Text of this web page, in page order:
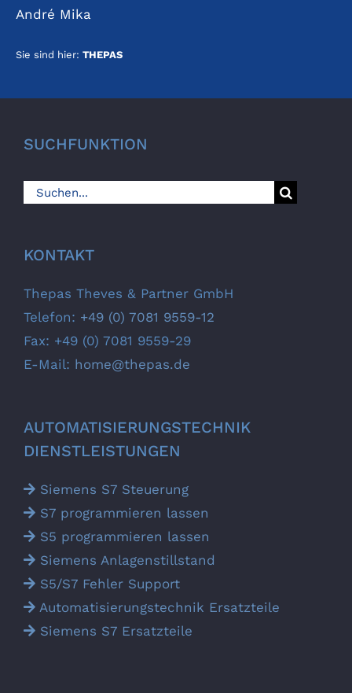
André Mika
Sie sind hier: THEPAS
SUCHFUNKTION
Suche
KONTAKT
Thepas Theves & Partner GmbH
Telefon: +49 (0) 7081 9559-12
Fax: +49 (0) 7081 9559-29
E-Mail: home@thepas.de
AUTOMATISIERUNGS­TECHNIK
DIENSTLEISTUNGEN
Siemens S7 Steuerung
S7 programmieren lassen
S5 programmieren lassen
Siemens Anlagen­stillstand
S5/S7 Fehler Support
Automatisierungs­technik Ersatz­teile
Siemens S7 Ersatz­teile